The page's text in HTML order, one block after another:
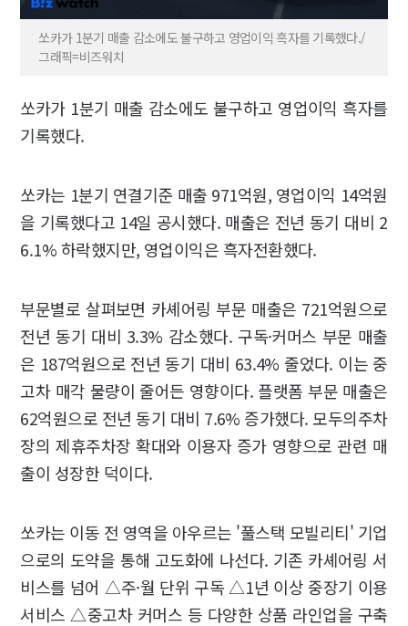
쏘카가 1분기 매출 감소에도 불구하고 영업이익 흑자를 기록했다./
그래픽=비즈워치
쏘카가 1분기 매출 감소에도 불구하고 영업이익 흑자를
기록했다.
쏘카는 1분기 연결기준 매출 971억원, 영업이익 14억원
을 기록했다고 14일 공시했다. 매출은 전년 동기 대비 2
6.1% 하락했지만, 영업이익은 흑자전환했다.
부문별로 살펴보면 카셰어링 부문 매출은 721억원으로
전년 동기 대비 3.3% 감소했다. 구독·커머스 부문 매출
은 187억원으로 전년 동기 대비 63.4% 줄었다. 이는 중
고차 매각 물량이 줄어든 영향이다. 플랫폼 부문 매출은
62억원으로 전년 동기 대비 7.6% 증가했다. 모두의주차
장의 제휴주차장 확대와 이용자 증가 영향으로 관련 매
출이 성장한 덕이다.
쏘카는 이동 전 영역을 아우르는 '풀스택 모빌리티' 기업
으로의 도약을 통해 고도화에 나선다. 기존 카셰어링 서
비스를 넘어 △주·월 단위 구독 △1년 이상 중장기 이용
서비스 △중고차 커머스 등 다양한 상품 라인업을 구축